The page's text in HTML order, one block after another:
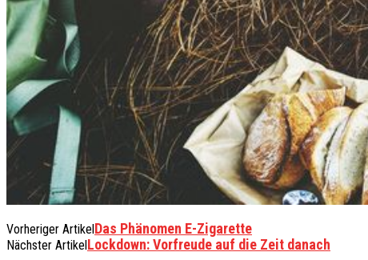
Vorheriger Artikel Das Phänomen E-Zigarette
Nächster Artikel Lockdown: Vorfreude auf die Zeit danach